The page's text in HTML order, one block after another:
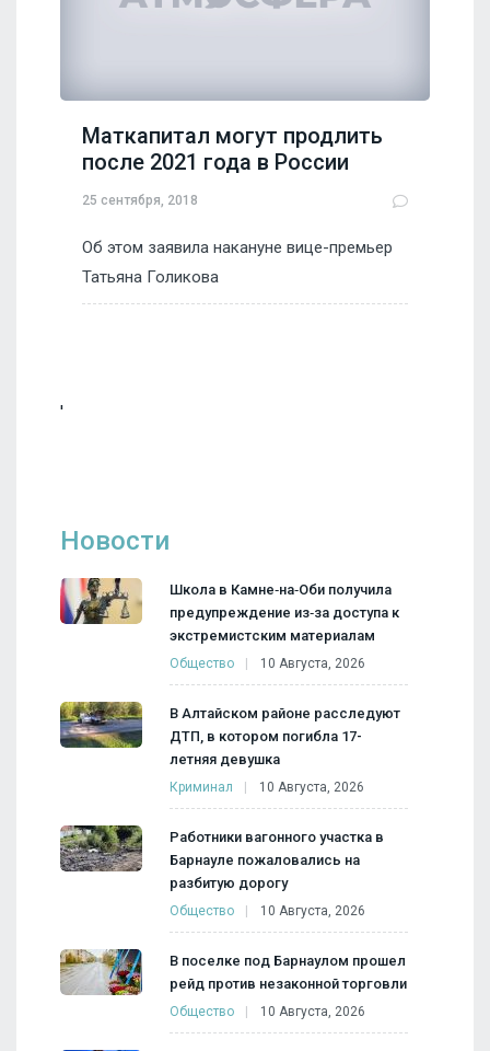
Маткапитал могут продлить
после 2021 года в России
25 сентября, 2018
Об этом заявила накануне вице-премьер
Татьяна Голикова
'
Новости
Школа в Камне‑на‑Оби получила
предупреждение из‑за доступа к
экстремистским материалам
Общество 10 Августа, 2026
В Алтайском районе расследуют
ДТП, в котором погибла 17-
летняя девушка
Криминал 10 Августа, 2026
Работники вагонного участка в
Барнауле пожаловались на
разбитую дорогу
Общество 10 Августа, 2026
В поселке под Барнаулом прошел
рейд против незаконной торговли
Общество 10 Августа, 2026